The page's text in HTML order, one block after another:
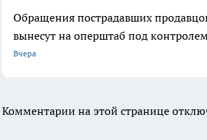
Обращения пострадавших
вынесут на оперштаб под
Вчера
Комментарии на этой странице